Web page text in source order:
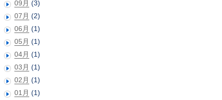
09月 (3)
07月 (2)
06月 (1)
05月 (1)
04月 (1)
03月 (1)
02月 (1)
01月 (1)